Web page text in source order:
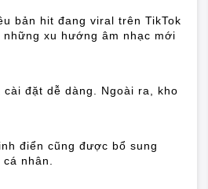
bản hit đang viral trên TikTok
xu hướng âm nhạc mới
đặt dễ dàng. Ngoài ra, kho
điển cũng được bổ sung
nhân.